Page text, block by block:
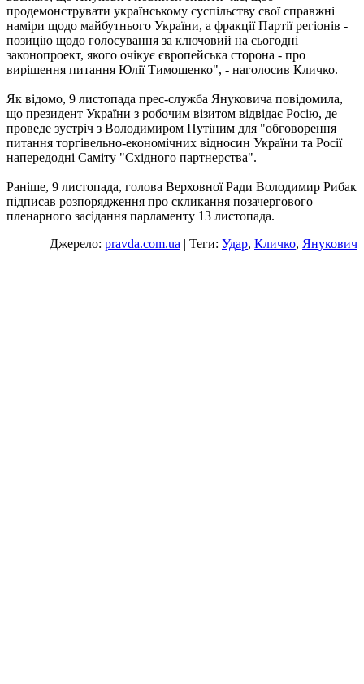
продемонструвати українському суспільству свої справжні
наміри щодо майбутнього України, а фракції Партії регіонів -
позицію щодо голосування за ключовий на сьогодні
законопроект, якого очікує європейська сторона - про
вирішення питання Юлії Тимошенко", - наголосив Кличко.
Як відомо, 9 листопада прес-служба Януковича повідомила,
що президент України з робочим візитом відвідає Росію, де
проведе зустріч з Володимиром Путіним для "обговорення
питання торгівельно-економічних відносин України та Росії
напередодні Саміту "Східного партнерства".
Раніше, 9 листопада, голова Верховної Ради Володимир Рибак
підписав розпорядження про скликання позачергового
пленарного засідання парламенту 13 листопада.
Джерело: pravda.com.ua | Теги: Удар, Кличко, Янукович